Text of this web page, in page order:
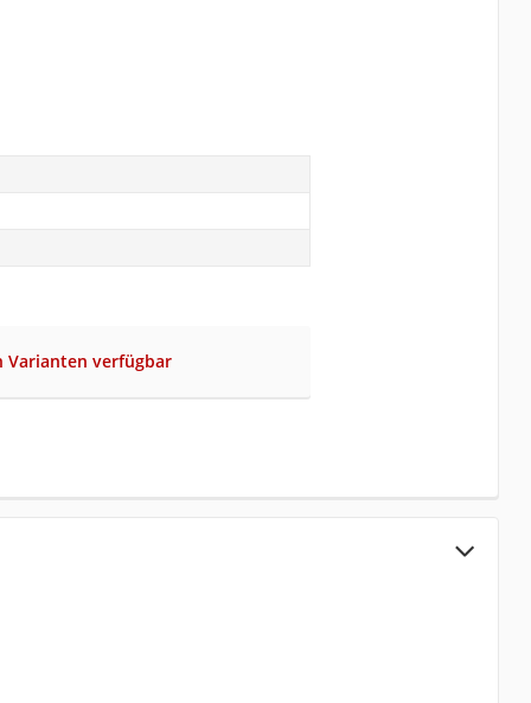
Varianten verfügbar